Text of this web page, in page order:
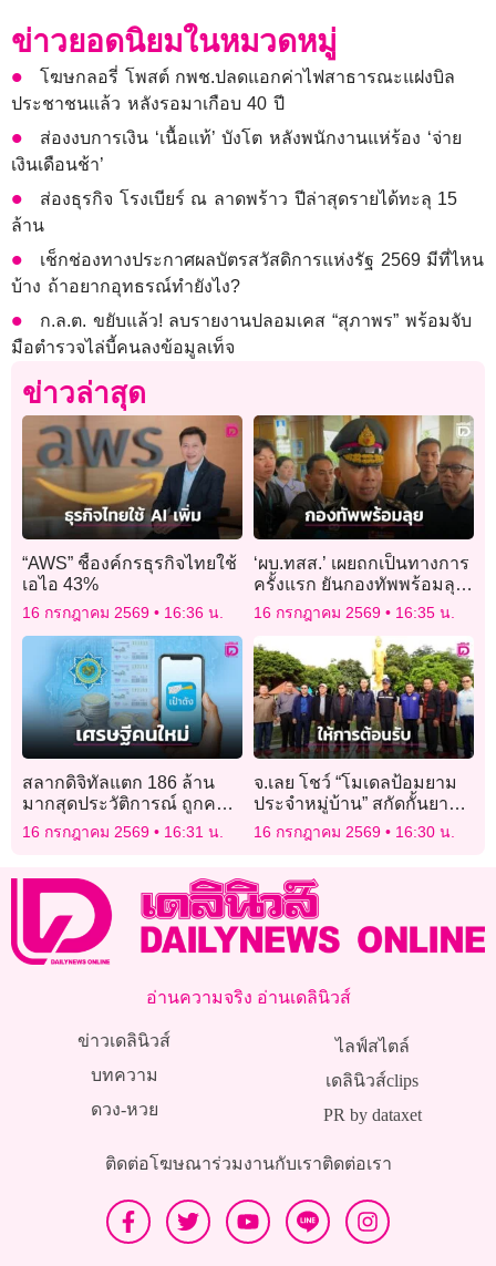
ข่าวยอดนิยมในหมวดหมู่
โฆษกลอรี่ โพสต์ กพช.ปลดแอกค่าไฟสาธารณะแฝงบิล
ประชาชนแล้ว หลังรอมาเกือบ 40 ปี
ส่องงบการเงิน ‘เนื้อแท้’ บังโต หลังพนักงานแห่ร้อง ‘จ่าย
เงินเดือนช้า’
ส่องธุรกิจ โรงเบียร์ ณ ลาดพร้าว ปีล่าสุดรายได้ทะลุ 15
ล้าน
เช็กช่องทางประกาศผลบัตรสวัสดิการแห่งรัฐ 2569 มีที่ไหน
บ้าง ถ้าอยากอุทธรณ์ทำยังไง?
ก.ล.ต. ขยับแล้ว! ลบรายงานปลอมเคส “สุภาพร” พร้อมจับ
มือตำรวจไล่บี้คนลงข้อมูลเท็จ
ข่าวล่าสุด
“AWS” ชี้องค์กรธุรกิจไทยใช้
เอไอ 43%
16 กรกฎาคม 2569 16:36 น.
‘ผบ.ทสส.’ เผยถกเป็นทางการ
ครั้งแรก ยันกองทัพพร้อมลุย
ตามนโยบาย 5 ข้อ
16 กรกฎาคม 2569 16:35 น.
สลากดิจิทัลแตก 186 ล้าน
มากสุดประวัติการณ์ ถูกคน
เดียว 10 ใบ รวยเละ 60 ล้าน
16 กรกฎาคม 2569 16:31 น.
จ.เลย โชว์ “โมเดลป้อมยาม
ประจำหมู่บ้าน” สกัดกั้นยา
เสพติดตามแนวชายแดน รับ
คณะสปป.ลาว
16 กรกฎาคม 2569 16:30 น.
อ่านความจริง อ่านเดลินิวส์
ข่าวเดลินิวส์
บทความ
ดวง-หวย
ไลฟ์สไตล์
เดลินิวส์clips
PR by dataxet
ติดต่อโฆษณาร่วมงานกับเราติดต่อเรา